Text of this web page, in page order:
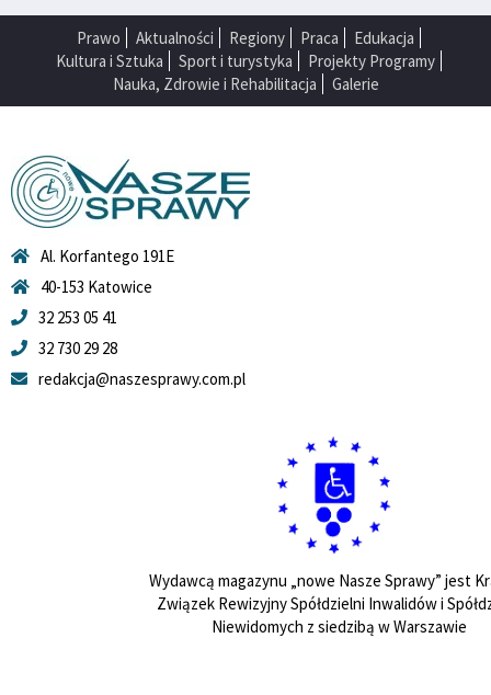
Prawo Aktualności Regiony Praca
Edukacja
Kultura i Sztuka
Sport i turystyka
Projekty Programy
Nauka, Zdrowie i Rehabilitacja
Galerie
Al. Korfantego 191E
40-153 Katowice
32 253 05 41
32 730 29 28
redakcja@naszesprawy.com.pl
Wydawcą magazynu „nowe Nasze Sprawy” jest
Związek Rewizyjny Spółdzielni Inwalidów i
Niewidomych z siedzibą w Warszawie